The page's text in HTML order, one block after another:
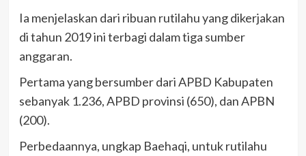
Ia menjelaskan dari ribuan rutilahu yang dikerjakan
di tahun 2019 ini terbagi dalam tiga sumber
anggaran.
Pertama yang bersumber dari APBD Kabupaten
sebanyak 1.236, APBD provinsi (650), dan APBN
(200).
Perbedaannya, ungkap Baehaqi, untuk rutilahu